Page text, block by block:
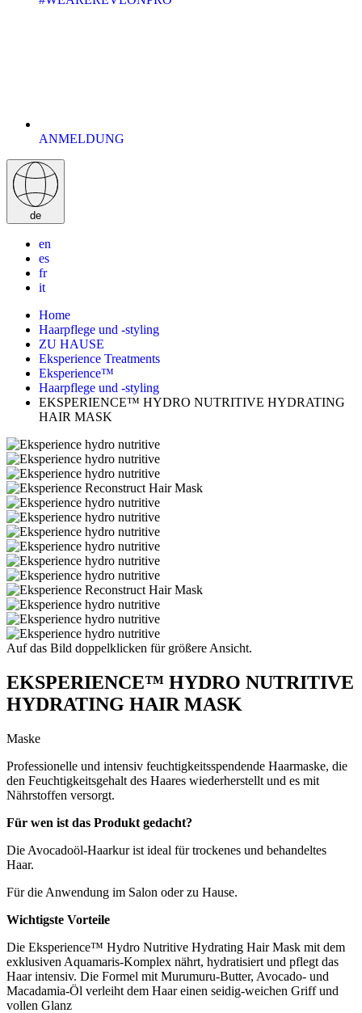
ANMELDUNG
de
en
es
fr
it
Home
Haarpflege und -styling
ZU HAUSE
Eksperience Treatments
Eksperience™
Haarpflege und -styling
EKSPERIENCE™ HYDRO NUTRITIVE HYDRATING
HAIR MASK
Auf das Bild doppelklicken für größere Ansicht.
EKSPERIENCE™ HYDRO NUTRITIVE
HYDRATING HAIR MASK
Maske
Professionelle und intensiv feuchtigkeitsspendende Haarmaske, die
den Feuchtigkeitsgehalt des Haares wiederherstellt und es mit
Nährstoffen versorgt.
Für wen ist das Produkt gedacht?
Die Avocadoöl-Haarkur ist ideal für trockenes und behandeltes
Haar.
Für die Anwendung im Salon oder zu Hause.
Wichtigste Vorteile
Die Eksperience™ Hydro Nutritive Hydrating Hair Mask mit dem
exklusiven Aquamaris-Komplex nährt, hydratisiert und pflegt das
Haar intensiv. Die Formel mit Murumuru-Butter, Avocado- und
Macadamia-Öl verleiht dem Haar einen seidig-weichen Griff und
vollen Glanz